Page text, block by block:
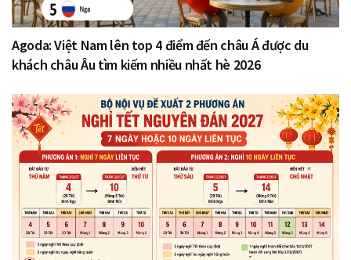
Agoda: Việt Nam lên top 4 điểm đến châu Á được du
khách châu Âu tìm kiếm nhiều nhất hè 2026